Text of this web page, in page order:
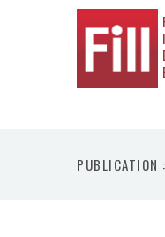
PUBLICATION